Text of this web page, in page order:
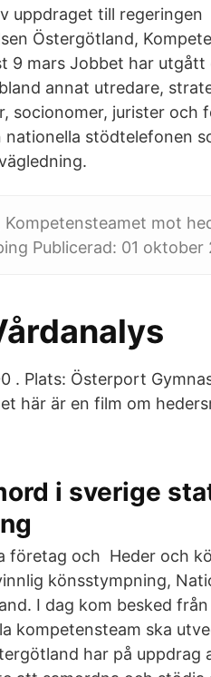
uppdraget till regeringen
Östergötland,
9 mars Jobbet har
annat utredare,
socionomer, jurister och
stödtelefonen
mot
Publicerad: 01 oktober
. Plats: Österport
här är en film om
i sverige
företag och Heder och
könsstympning,
I dag kom besked
kompetensteam ska
har på uppdrag